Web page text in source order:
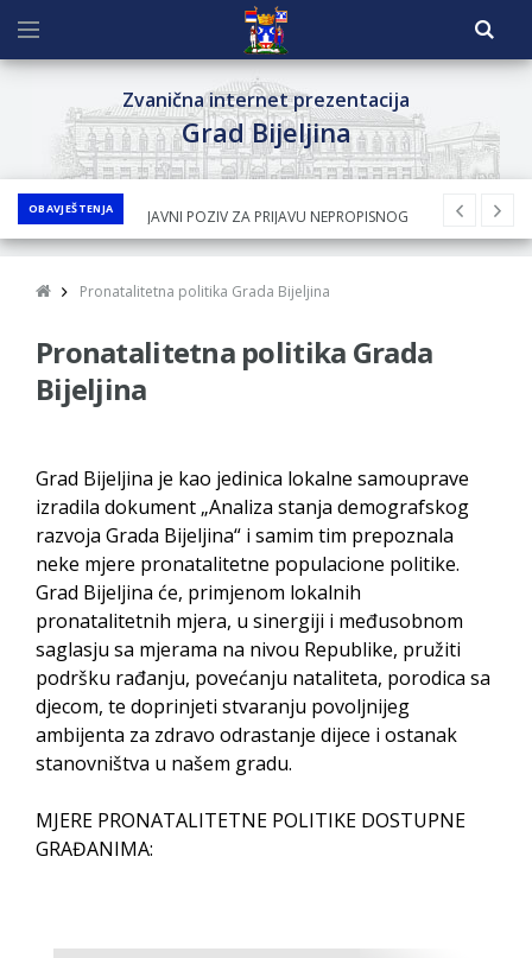
Zvanična internet prezentacija
Grad Bijeljina
OBAVJEŠTENJA
JAVNI POZIV ZA PRIJAVU NEPROPISNOG
ODLAGANjA OTPADA UZ DODJELU
BESPOVRATNIH SREDSTAVA ZA
SUFINANSIRANjE KUPOVINE SEOSKE KUĆE SA
Obavještenje za preduzetnika - Nenad
Nukić
PRELIMINARNA RANG LISTA KANDIDATA KOJI
SU OSTVARILI PRAVO NA GRADSKI MJESEČNI
BORAČKI DODATAK ZA DEMOBILISANE
BORCE VOJSKE REPUBLIKE SRPSKE U STANjU
SOCIJALNE POTREBE
Od 27. jula prijem zahtjeva za novčanu
pomoć za nabavku školskog pribora
Pronatalitetna politika Grada Bijeljina
Pronatalitetna politika Grada
Bijeljina
Grad Bijeljina je kao jedinica lokalne samouprave
izradila dokument „Analiza stanja demografskog
razvoja Grada Bijeljina“ i samim tim prepoznala
neke mjere pronatalitetne populacione politike.
Grad Bijeljina će, primjenom lokalnih
pronatalitetnih mjera, u sinergiji i međusobnom
saglasju sa mjerama na nivou Republike, pružiti
podršku rađanju, povećanju nataliteta, porodica sa
djecom, te doprinjeti stvaranju povoljnijeg
ambijenta za zdravo odrastanje dijece i ostanak
stanovništva u našem gradu.
MJERE PRONATALITETNE POLITIKE DOSTUPNE
GRAĐANIMA: